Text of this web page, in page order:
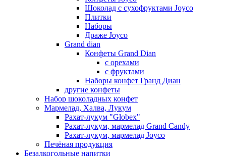
Шоколад с сухофруктами Joyco
Плитки
Наборы
Драже Joyco
Grand dian
Конфеты Grand Dian
с орехами
с фруктами
Наборы конфет Гранд Диан
другие конфеты
Набор шоколадных конфет
Мармелад, Халва, Лукум
Рахат-лукум "Globex"
Рахат-лукум, мармелад Grand Candy
Рахат-лукум, мармелад Joyco
Печёная продукция
Безалкогольные напитки